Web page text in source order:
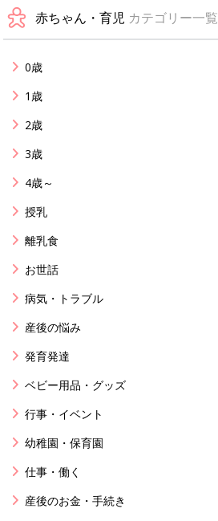
赤ちゃん・育児 カテゴリー一覧
0歳
1歳
2歳
3歳
4歳～
授乳
離乳食
お世話
病気・トラブル
産後の悩み
発育発達
ベビー用品・グッズ
行事・イベント
幼稚園・保育園
仕事・働く
産後のお金・手続き